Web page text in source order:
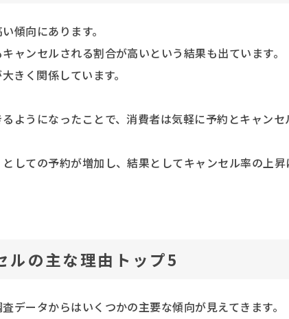
傾向にあります。
ャンセルされる割合が高いという結果も出ています。
きく関係しています。
ようになったことで、消費者は気軽に予約とキャンセ
しての予約が増加し、結果としてキャンセル率の上昇
ルの主な理由トップ5
データからはいくつかの主要な傾向が見えてきます。